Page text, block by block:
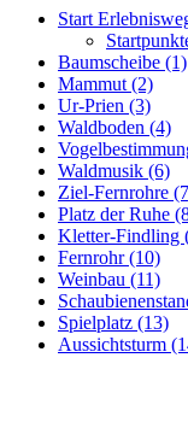
Start
Baumscheibe (1)
Mammut (2)
Ur-Prien (3)
Waldboden (4)
Waldmusik (6)
Ziel-Fernrohre
Platz der Ruhe
Kletter-Findling
Fernrohr (10)
Weinbau (11)
Spielplatz (13)
Aussichtsturm